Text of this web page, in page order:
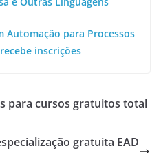
Automação para Processos
inscrições
para cursos gratuitos total
gratuita EAD